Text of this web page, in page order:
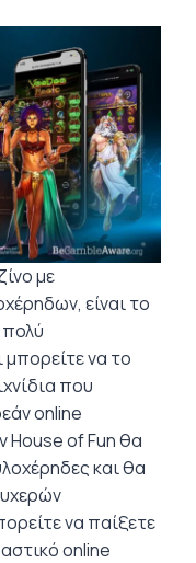
με
είναι το
να το
που
online
House of Fun θα
και θα
να παίξετε
online